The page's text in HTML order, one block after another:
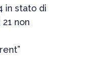
in stato di
non